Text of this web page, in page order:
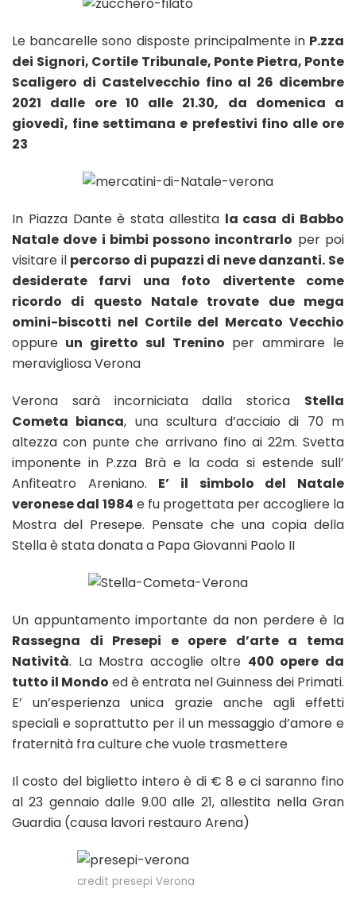
Le bancarelle sono disposte principalmente in P.zza
dei Signori, Cortile Tribunale, Ponte Pietra, Ponte
Scaligero di Castelvecchio fino al 26 dicembre
2021 dalle ore 10 alle 21.30, da domenica a
giovedì, fine settimana e prefestivi fino alle ore
23
In Piazza Dante è stata allestita la casa di Babbo
Natale dove i bimbi possono incontrarlo per poi
visitare il percorso di pupazzi di neve danzanti. Se
desiderate farvi una foto divertente come
ricordo di questo Natale trovate due mega
omini-biscotti nel Cortile del Mercato Vecchio
oppure un giretto sul Trenino per ammirare le
meravigliosa Verona
Verona sarà incorniciata dalla storica Stella
Cometa bianca, una scultura d’acciaio di 70 m
altezza con punte che arrivano fino ai 22m. Svetta
imponente in P.zza Brà e la coda si estende sull’
Anfiteatro Areniano. E’ il simbolo del Natale
veronese dal 1984 e fu progettata per accogliere la
Mostra del Presepe. Pensate che una copia della
Stella è stata donata a Papa Giovanni Paolo II
Un appuntamento importante da non perdere è la
Rassegna di Presepi e opere d’arte a tema
Natività. La Mostra accoglie oltre 400 opere da
tutto il Mondo ed è entrata nel Guinness dei Primati.
E’ un’esperienza unica grazie anche agli effetti
speciali e soprattutto per il un messaggio d’amore e
fraternità fra culture che vuole trasmettere
Il costo del biglietto intero è di € 8 e ci saranno fino
al 23 gennaio dalle 9.00 alle 21, allestita nella Gran
Guardia (causa lavori restauro Arena)
credit presepi Verona